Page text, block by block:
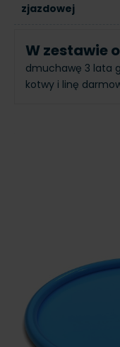
zjazdowej
W zestawie
dmuchawę 3 lata
kotwy i linę